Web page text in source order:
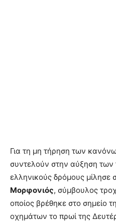
Για τη μη τήρηση των
συντελούν στην αύξηση των
ελληνικούς δρόμους μίλησε
Μορφονιός, σύμβουλος
οποίος βρέθηκε στο σημείο
οχημάτων το πρωί της